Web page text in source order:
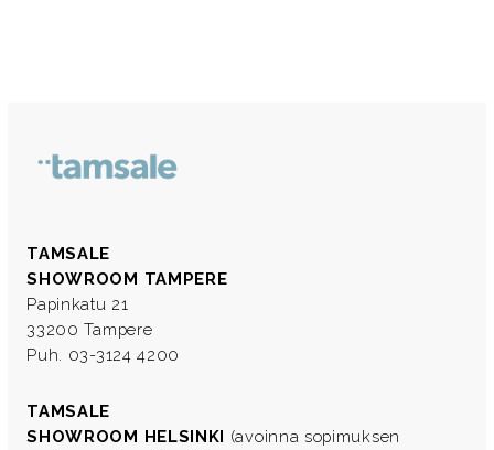
TAMSALE
SHOWROOM TAMPERE
Papinkatu 21
33200 Tampere
Puh. 03-3124 4200
TAMSALE
SHOWROOM HELSINKI (avoinna sopimuksen